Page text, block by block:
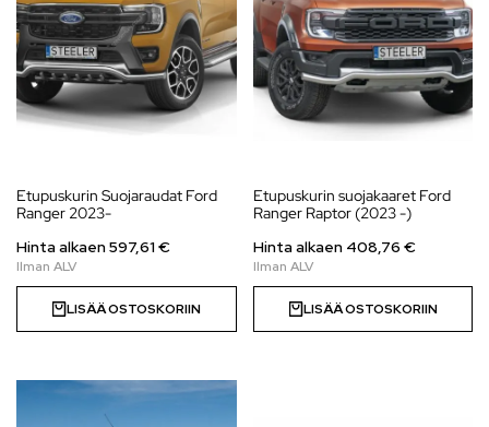
Etupuskurin Suojaraudat Ford
Ranger 2023-
Hinta alkaen597,61€
LISÄÄ OSTOSKORIIN
Etupuskurin suojakaaret Ford
Ranger Raptor (2023 -)
Hinta alkaen 408,76 €
LISÄÄ OSTOSKORIIN